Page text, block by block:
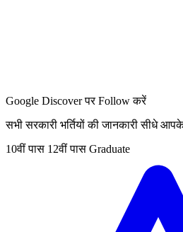
Google Discover पर Follow करें
सभी सरकारी भर्तियों की जानकारी सीधे
10वीं पास 12वीं पास Graduate